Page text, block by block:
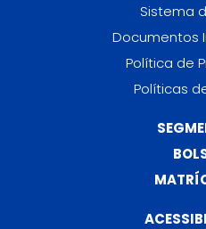
Sistema
Documentos
Política de
Políticas